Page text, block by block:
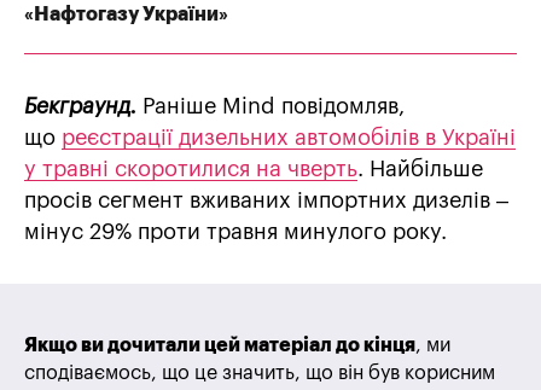
«Нафтогазу України»
Бекграунд. Раніше Mind повідомляв,
що реєстрації дизельних автомобілів в Україні
у травні скоротилися на чверть. Найбільше
просів сегмент вживаних імпортних дизелів –
мінус 29% проти травня минулого року.
Якщо ви дочитали цей матеріал до кінця, ми
сподіваємось, що це значить, що він був корисним